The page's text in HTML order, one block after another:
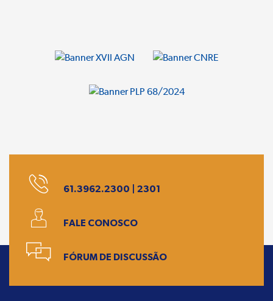
61.3962.2300 | 2301
FALE CONOSCO
FÓRUM DE DISCUSSÃO